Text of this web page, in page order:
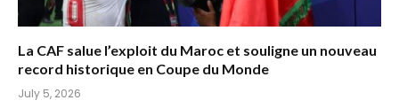
La CAF salue l’exploit du Maroc et souligne un nouveau
record historique en Coupe du Monde
July 5, 2026